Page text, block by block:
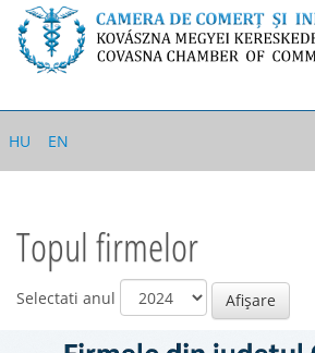
HU EN
Topul firmelor
Selectati anul Afișare